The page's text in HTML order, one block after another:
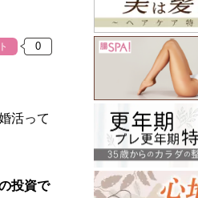
活って
投資で